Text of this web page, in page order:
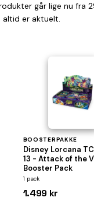
går lige nu
er aktuelt.
BOOSTERPAKKE
Disney Lorcana
13 - Attack of the
Booster Pack
1 pack
1.499 kr